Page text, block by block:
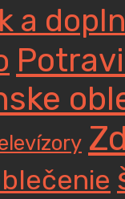
a